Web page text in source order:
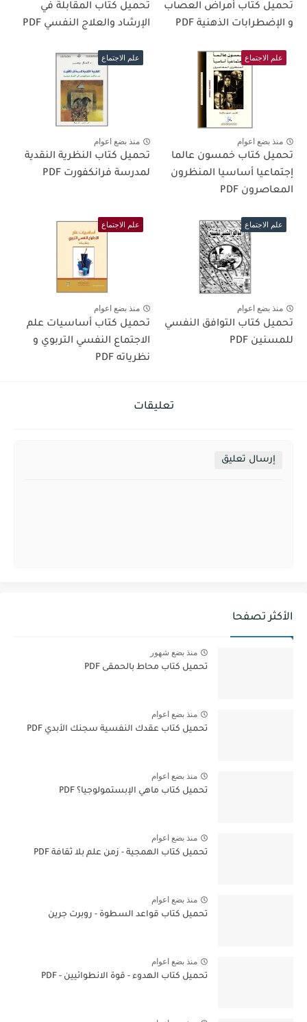
تحميل كتاب أمراض العصاب
و الإضطرابات الذهنية PDF
تحميل كتاب المقابلة في
الإرشاد والعلاج النفسي PDF
علم الاجتماع
منذ بضع اعوام
تحميل كتاب خمسون عالما
إجتماعيا أساسيا المنظرون
المعاصرون PDF
علم الاجتماع
منذ بضع اعوام
تحميل كتاب النظرية النقدية
لمدرسة فرانكفورت PDF
علم الاجتماع
منذ بضع اعوام
تحميل كتاب التوافق النفسي
للمسنين PDF
علم الاجتماع
منذ بضع اعوام
تحميل كتاب أساسيات علم
الاجتماع النفسي التربوي و
نظرياته PDF
تعليقات
إرسال تعليق
الأكثر تصفحا
منذ بضع شهور
تحميل كتاب محاط بالحمقى PDF
منذ بضع اعوام
تحميل كتاب عقدك النفسية سجنك الأبدي PDF
منذ بضع اعوام
تحميل كتاب ماهي الإبستمولوجيا؟ PDF
منذ بضع اعوام
تحميل كتاب الهمجية - زمن علم بلا ثقافة PDF
منذ بضع اعوام
تحميل كتاب قواعد السطوة - روبرت جرين
منذ بضع اعوام
تحميل كتاب الهدوء - قوة الانطوائيين - PDF